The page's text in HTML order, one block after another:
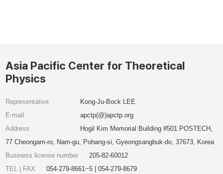
Asia Pacific Center for Theoretical
Physics
Representative
Kong-Ju-Bock LEE
E-mail
apctp(@)apctp.org
Address
Hogil Kim Memorial Building #501 POSTECH,
77 Cheongam-ro, Nam-gu, Pohang-si, Gyeongsangbuk-do, 37673, Korea
Business license number
205-82-60012
TEL | FAX
054-279-8661~5 | 054-279-8679